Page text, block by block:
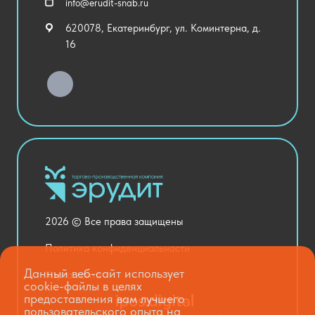
Уличное оборудование
Хозяйственные Товары
Столовая и пищеблок
Оснащение кабинетов
Медицинский кабинет
Национальные проекты
info@erudit-snab.ru
620078, Екатеринбург, ул. Коминтерна, д.
16
2026 © Все права защищены
Политика конфиденциальности
Карта сайта
Данный веб-сайт использует
cookie-файлы в целях
предоставления вам лучшего
пользовательского опыта на